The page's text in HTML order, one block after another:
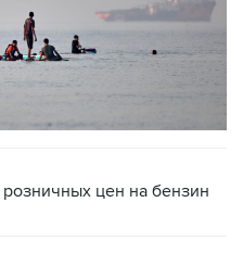
розничных цен на бензин